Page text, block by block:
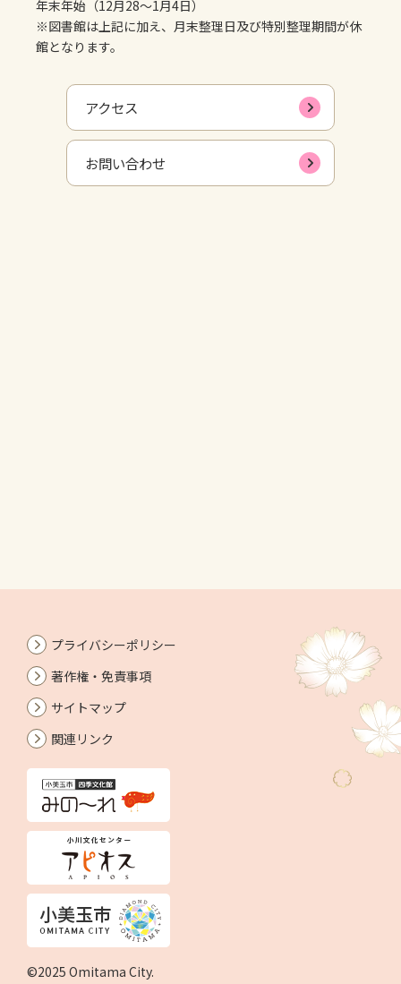
年末年始（12月28～1月4日）
※図書館は上記に加え、月末整理日及び特別整理期間が休
館となります。
アクセス
お問い合わせ
プライバシーポリシー
著作権・免責事項
サイトマップ
関連リンク
©2025 Omitama City.